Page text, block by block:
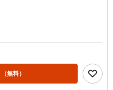
（無料）